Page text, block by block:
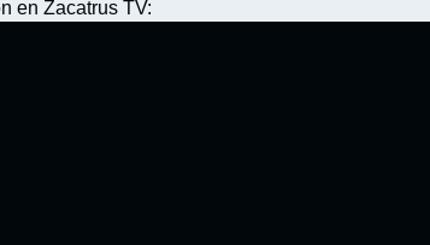
en Zacatrus TV: